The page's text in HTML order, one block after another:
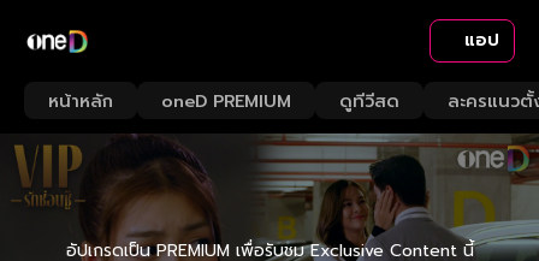
แอป
หน้าหลัก oneD PREMIUM ดูทีวีสด ละครแนวตั้
อัปเกรดเป็น PREMIUM เพื่อรับชม Exclusive Content นี้